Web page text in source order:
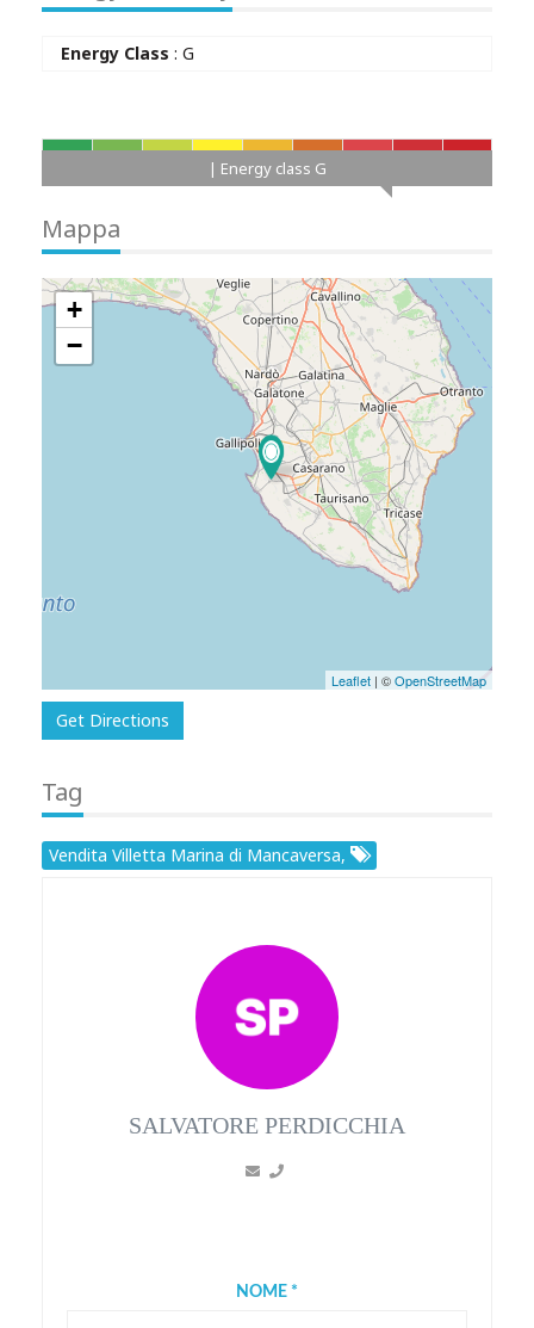
Energy Class : G
A+ A B C D E F
| Energy class G G H
Mappa
+
−
Leaflet | ©OpenStreetMap
Get Directions
Tag
Vendita Villetta Marina di Mancaversa,
SALVATORE PERDICCHIA
NOME *